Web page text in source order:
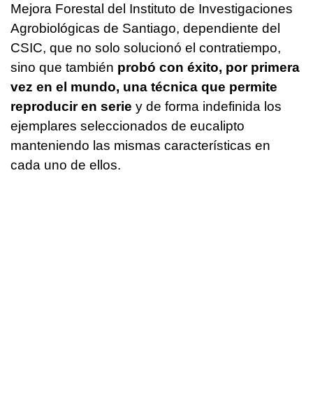
Mejora Forestal del Instituto de Investigaciones
Agrobiológicas de Santiago, dependiente del
CSIC, que no solo solucionó el contratiempo,
sino que también probó con éxito, por primera
vez en el mundo, una técnica que permite
reproducir en serie y de forma indefinida los
ejemplares seleccionados de eucalipto
manteniendo las mismas características en
cada uno de ellos.